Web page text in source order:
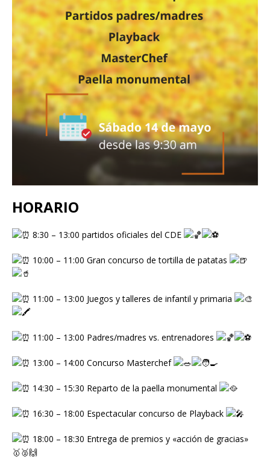
HORARIO
8:30 – 13:00 partidos oficiales del CDE
10:00 – 11:00 Gran concurso de tortilla de patatas
11:00 – 13:00 Juegos y talleres de infantil y primaria
11:00 – 13:00 Padres/madres vs. entrenadores
13:00 – 14:00 Concurso Masterchef
14:30 – 15:30 Reparto de la paella monumental
16:30 – 18:00 Espectacular concurso de Playback
18:00 – 18:30 Entrega de premios y «acción de gracias»
🥇🥈🙌